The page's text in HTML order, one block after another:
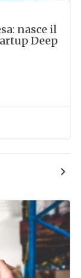
nasce il
Deep